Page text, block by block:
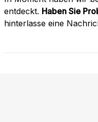
entdeckt. Haben Sie
hinterlasse eine